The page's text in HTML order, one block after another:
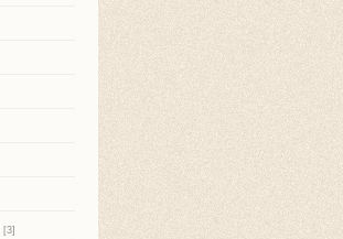
[3]